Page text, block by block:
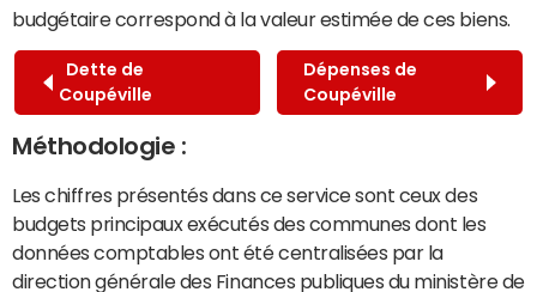
budgétaire correspond à la valeur estimée de ces biens.
Dette de
Coupéville
Dépenses de
Coupéville
Méthodologie :
Les chiffres présentés dans ce service sont ceux des
budgets principaux exécutés des communes dont les
données comptables ont été centralisées par la
direction générale des Finances publiques du ministère de